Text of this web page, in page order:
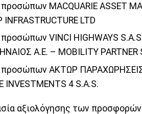
MACQUARIE ASSET
INFRASTRUCTURE LTD
VINCI HIGHWAYS
Α.Ε. – MOBILITY PARTNER
ΑΚΤΩΡ ΠΑΡΑΧΩΡΗΣΕΙΣ
INVESTMENTS 4 S.A.S.
αξιολόγησης των